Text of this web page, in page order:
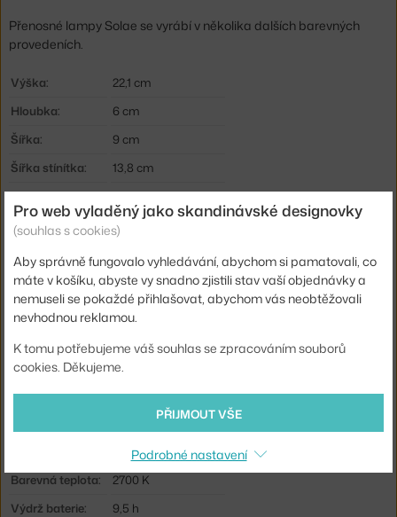
Přenosné lampy Solae se vyrábí v několika dalších barevných
provedeních.
Výška:
22,1 cm
Hloubka:
6 cm
Šířka:
9 cm
Šířka stínítka:
13,8 cm
Barva:
světle zelená
Materiál:
hliník, polykarbonát
Krytí:
IP44
Hlavní materiál:
kov
Světelný tok:
111 lm
Patice / zdroj:
vestavěný LED zdroj
Stmívatelné:
ano
nepřímé světlo
ano, vestavěný
Barevná teplota:
2700 K
Výdrž baterie:
9,5 h
Pro web vyladěný jako skandinávské designovky
(souhlas s cookies)
Aby správně fungovalo vyhledávání, abychom si pamatovali, co
máte v košíku, abyste vy snadno zjistili stav vaší objednávky a
nemuseli se pokaždé přihlašovat, abychom vás neobtěžovali
nevhodnou reklamou.
K tomu potřebujeme váš souhlas se zpracováním souborů
cookies. Děkujeme.
PŘIJMOUT VŠE
Podrobné nastavení